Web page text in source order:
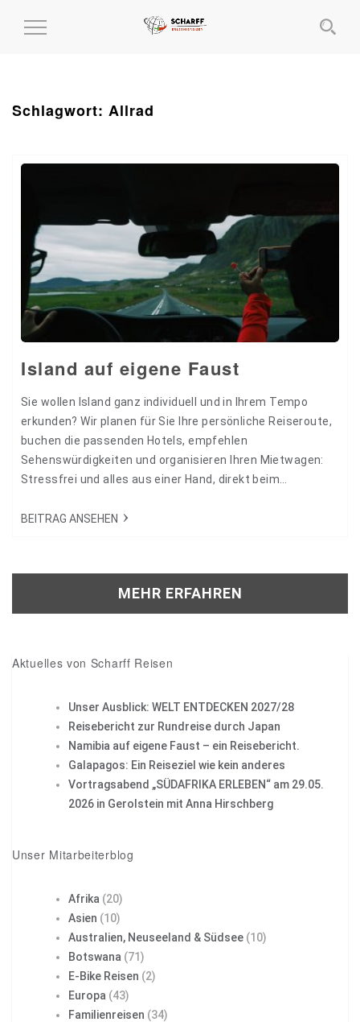
MENÜ
Schlagwort: Allrad
Island auf eigene Faust
Sie wollen Island ganz individuell und in Ihrem Tempo
erkunden? Wir planen für Sie Ihre persönliche Reiseroute,
buchen die passenden Hotels, empfehlen
Sehenswürdigkeiten und organisieren Ihren Mietwagen:
Stressfrei und alles aus einer Hand, direkt beim
Islandreisen: Island hautnah: 11-tägiges Allrad-Abenteuer
Hochland oder Ringstraße? Ganz so schwarz und weiß ist
BEITRAG ANSEHEN
MEHR ERFAHREN
Aktuelles von Scharff Reisen
Unser Ausblick: WELT ENTDECKEN 2027/28
Reisebericht zur Rundreise durch Japan
Namibia auf eigene Faust – ein Reisebericht.
Galapagos: Ein Reiseziel wie kein anderes
Vortragsabend „SÜDAFRIKA ERLEBEN“ am 29.05.
2026 in Gerolstein mit Anna Hirschberg
Unser Mitarbeiterblog
Afrika (20)
Asien (10)
Australien, Neuseeland & Südsee (10)
Botswana (71)
E-Bike Reisen (2)
Europa (43)
Familienreisen (34)